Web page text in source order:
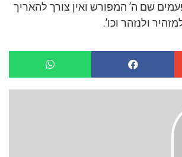
שם ה’ המפורש ואין צורך להאריך
ולנזהר וכו’.